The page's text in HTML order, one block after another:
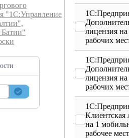
"1С:Управление
лицензия на
рабочих
лицензия
рабочих
Клиентская
на 1
рабочее